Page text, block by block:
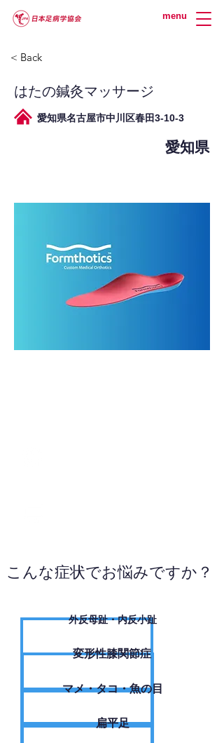
menu
< Back
はたの鍼灸マッサージ
愛知県名古屋市中川区春田3-10-3
愛知県
こんな症状でお悩みですか？
外反母趾・内反小趾
変形性膝関節症
​マメ・タコ・魚の目
扁平足